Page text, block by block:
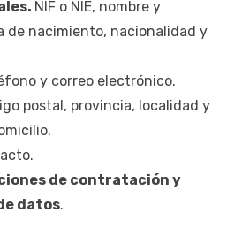
NIF o NIE, nombre y
de nacimiento, nacionalidad y
y correo electrónico.
postal, provincia, localidad y
de contratación y
datos.